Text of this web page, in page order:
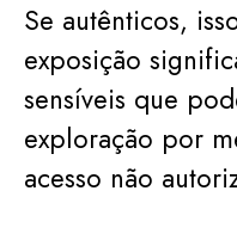
Se autênticos,
exposição
sensíveis que
exploração por
acesso não